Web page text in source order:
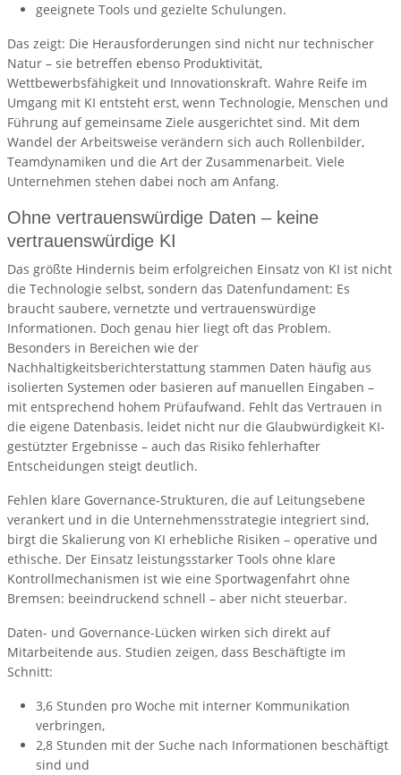
geeignete Tools und gezielte Schulungen.
Das zeigt: Die Herausforderungen sind nicht nur technischer
Natur – sie betreffen ebenso Produktivität,
Wettbewerbsfähigkeit und Innovationskraft. Wahre Reife im
Umgang mit KI entsteht erst, wenn Technologie, Menschen und
Führung auf gemeinsame Ziele ausgerichtet sind. Mit dem
Wandel der Arbeitsweise verändern sich auch Rollenbilder,
Teamdynamiken und die Art der Zusammenarbeit. Viele
Unternehmen stehen dabei noch am Anfang.
Ohne vertrauenswürdige Daten – keine
vertrauenswürdige KI
Das größte Hindernis beim erfolgreichen Einsatz von KI ist nicht
die Technologie selbst, sondern das Datenfundament: Es
braucht saubere, vernetzte und vertrauenswürdige
Informationen. Doch genau hier liegt oft das Problem.
Besonders in Bereichen wie der
Nachhaltigkeitsberichterstattung stammen Daten häufig aus
isolierten Systemen oder basieren auf manuellen Eingaben –
mit entsprechend hohem Prüfaufwand. Fehlt das Vertrauen in
die eigene Datenbasis, leidet nicht nur die Glaubwürdigkeit KI-
gestützter Ergebnisse – auch das Risiko fehlerhafter
Entscheidungen steigt deutlich.
Fehlen klare Governance-Strukturen, die auf Leitungsebene
verankert und in die Unternehmensstrategie integriert sind,
birgt die Skalierung von KI erhebliche Risiken – operative und
ethische. Der Einsatz leistungsstarker Tools ohne klare
Kontrollmechanismen ist wie eine Sportwagenfahrt ohne
Bremsen: beeindruckend schnell – aber nicht steuerbar.
Daten- und Governance-Lücken wirken sich direkt auf
Mitarbeitende aus. Studien zeigen, dass Beschäftigte im
Schnitt:
3,6 Stunden pro Woche mit interner Kommunikation
verbringen,
2,8 Stunden mit der Suche nach Informationen beschäftigt
sind und